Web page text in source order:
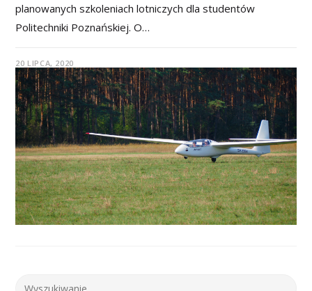
planowanych szkoleniach lotniczych dla studentów
Politechniki Poznańskiej. O…
20 LIPCA, 2020